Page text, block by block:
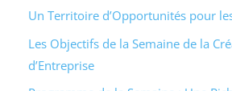
Un Territoire d’Opportunités pour
Les Objectifs de la Semaine de la
d’Entreprise